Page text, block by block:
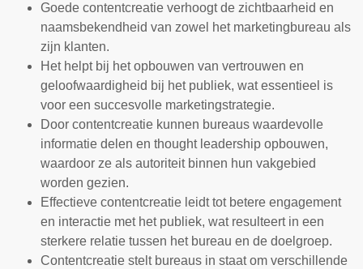
Goede contentcreatie verhoogt de zichtbaarheid en
naamsbekendheid van zowel het marketingbureau als
zijn klanten.
Het helpt bij het opbouwen van vertrouwen en
geloofwaardigheid bij het publiek, wat essentieel is
voor een succesvolle marketingstrategie.
Door contentcreatie kunnen bureaus waardevolle
informatie delen en thought leadership opbouwen,
waardoor ze als autoriteit binnen hun vakgebied
worden gezien.
Effectieve contentcreatie leidt tot betere engagement
en interactie met het publiek, wat resulteert in een
sterkere relatie tussen het bureau en de doelgroep.
Contentcreatie stelt bureaus in staat om verschillende